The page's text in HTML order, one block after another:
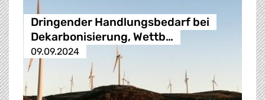
Dringender Handlungsbedarf bei
Dekarbonisierung, Wettb…
09.09.2024